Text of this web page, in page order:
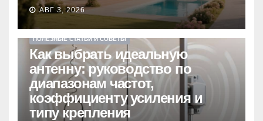
АВГ 3, 2026
ПОЛЕЗНЫЕ СТАТЬИ И СОВЕТЫ
Как выбрать идеальную
антенну: руководство по
диапазонам частот,
коэффициенту усиления и
типу крепления